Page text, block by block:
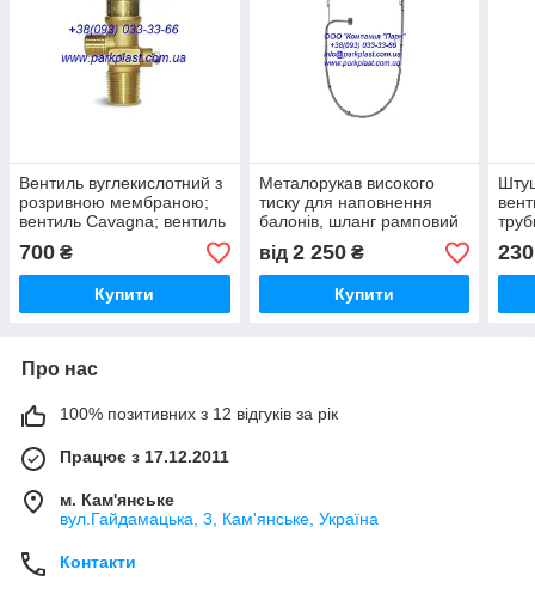
Вентиль вуглекислотний з
розривною мембраною;
вентиль Cavagna; вентиль
для двоокису
вуглецю;вентиль СО2
Італія
700 ₴
Купити
Металорукав високого
тиску для наповнення
балонів, шланг рамповий
від 2 250₴
Купити
230
Про нас
100% позитивних з 12 відгуків за рік
Працює з 17.12.2011
м. Кам'янське
вул.Гайдамацька, 3, Кам'янське, Україна
Контакти